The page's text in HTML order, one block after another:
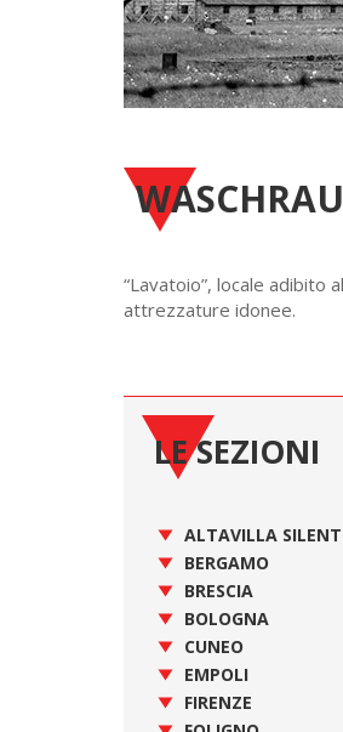
“Lavatoio”, locale adibito
attrezzature idonee.
LE SEZIONI
ALTAVILLA
BERGAMO
BRESCIA
BOLOGNA
CUNEO
EMPOLI
FIRENZE